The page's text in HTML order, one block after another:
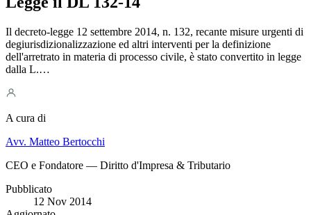
Il decreto-legge 12 settembre 2014, n. 132, recante misure urgenti di
degiurisdizionalizzazione ed altri interventi per la definizione
dell'arretrato in materia di processo civile, è stato convertito in legge
dalla L.…
A cura di
Avv. Matteo Bertocchi
CEO e Fondatore — Diritto d'Impresa & Tributario
Pubblicato
12 Nov 2014